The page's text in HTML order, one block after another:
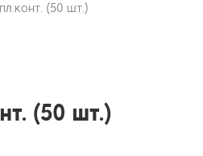
(50 шт.)
(50 шт.)